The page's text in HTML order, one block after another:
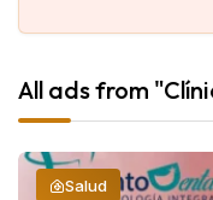
All ads from
Salud